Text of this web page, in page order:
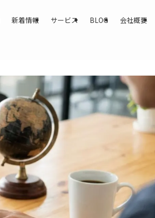
新着情報 サービス BLOG 会社概要